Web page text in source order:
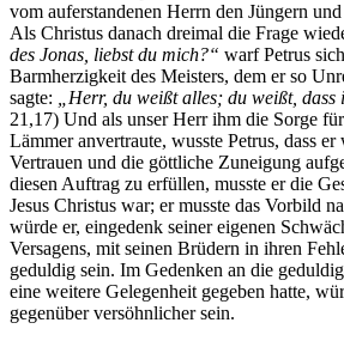
vom auferstandenen Herrn den Jüngern
Als Christus danach dreimal die Frage
des Jonas, liebst du mich?“ warf Petrus
Barmherzigkeit des Meisters, dem er so
sagte:
„Herr, du weißt alles; du weißt,
21,17) Und als unser Herr ihm die Sorge
Lämmer anvertraute, wusste Petrus, dass
Vertrauen und die göttliche Zuneigung
diesen Auftrag zu erfüllen, musste er die
Jesus Christus war; er musste das Vorbild
würde er, eingedenk seiner eigenen
Versagens, mit seinen Brüdern in ihren
geduldig sein. Im Gedenken an die
eine weitere Gelegenheit gegeben hatte,
gegenüber versöhnlicher sein.